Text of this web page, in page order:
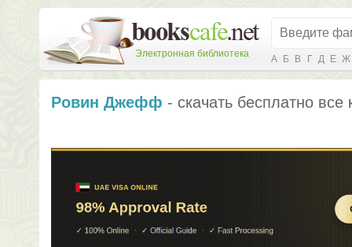
Электронная библиотека А Б В Г Д Е Ж
Ровин Джефф - скачать бесплатно все